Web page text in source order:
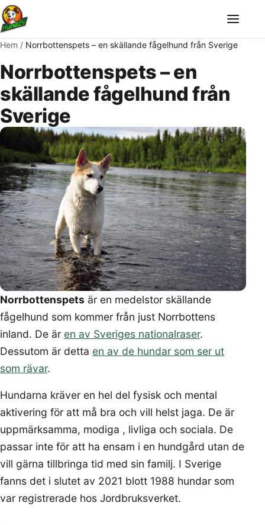
Meny
Hem / Norrbottenspets – en skällande fågelhund från Sverige
Norrbottenspets – en
skällande fågelhund från
Sverige
Norrbottenspets är en medelstor skällande
fågelhund som kommer från just Norrbottens
inland. De är en av Sveriges nationalraser.
Dessutom är detta en av de hundar som ser ut
som rävar.
Hundarna kräver en hel del fysisk och mental
aktivering för att må bra och vill helst jaga. De är
uppmärksamma, modiga , livliga och sociala. De
passar inte för att ha ensam i en hundgård utan de
vill gärna tillbringa tid med sin familj. I Sverige
fanns det i slutet av 2021 blott 1988 hundar som
var registrerade hos Jordbruksverket.